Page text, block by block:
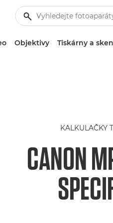
Objektivy Tiskárny a
KALKULAČKY
CANON